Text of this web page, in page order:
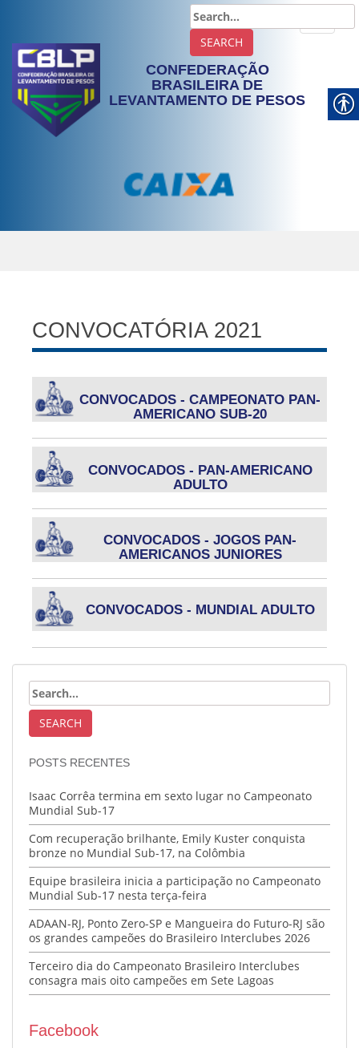
CONFEDERAÇÃO
BRASILEIRA DE
LEVANTAMENTO DE PESOS
CONVOCATÓRIA 2021
CONVOCADOS - CAMPEONATO PAN-
AMERICANO SUB-20
CONVOCADOS - PAN-AMERICANO
ADULTO
CONVOCADOS - JOGOS PAN-
AMERICANOS JUNIORES
CONVOCADOS - MUNDIAL ADULTO
POSTS RECENTES
Isaac Corrêa termina em sexto lugar no Campeonato
Mundial Sub-17
Com recuperação brilhante, Emily Kuster conquista
bronze no Mundial Sub-17, na Colômbia
Equipe brasileira inicia a participação no Campeonato
Mundial Sub-17 nesta terça-feira
ADAAN-RJ, Ponto Zero-SP e Mangueira do Futuro-RJ são
os grandes campeões do Brasileiro Interclubes 2026
Terceiro dia do Campeonato Brasileiro Interclubes
consagra mais oito campeões em Sete Lagoas
Facebook